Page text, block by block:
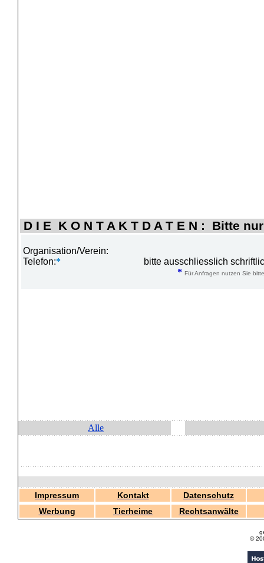
D I E K O N T A K T D A T E N : Bitte
Organisation/Verein:
Telefon:*
bitte ausschliesslich
* Für Anfragen nutzen Sie
Alle
Impressum Kontakt
Datenschutz
Werbung
Tierheime Rechtsanwälte
©